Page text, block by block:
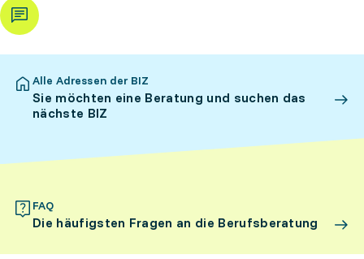
Alle Adressen der BIZ
Sie möchten eine Beratung und suchen das
nächste BIZ
FAQ
Die häufigsten Fragen an die Berufsberatung